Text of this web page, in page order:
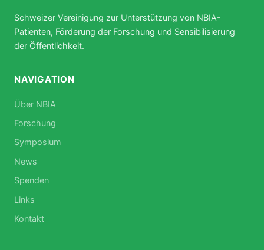
Schweizer Vereinigung zur Unterstützung von NBIA-
Patienten, Förderung der Forschung und Sensibilisierung
der Öffentlichkeit.
NAVIGATION
Über NBIA
Forschung
Symposium
News
Spenden
Links
Kontakt